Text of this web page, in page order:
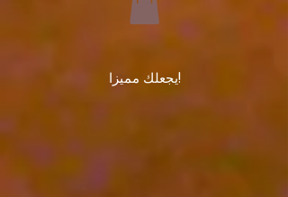
يجعلك مميزا!